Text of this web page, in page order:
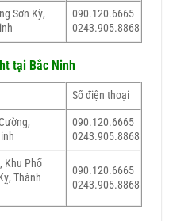
Sơn Kỳ,
090.120.6665
0243.905.8868
tại Bắc Ninh
Số điện thoại
090.120.6665
0243.905.8868
Khu Phố
Thành
090.120.6665
0243.905.8868